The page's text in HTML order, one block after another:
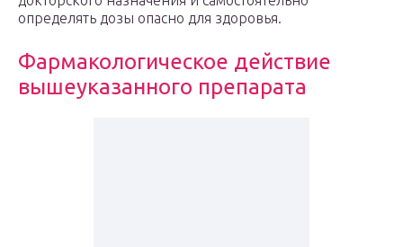
определять дозы опасно для здоровья.
Фармакологическое действие
вышеуказанного препарата